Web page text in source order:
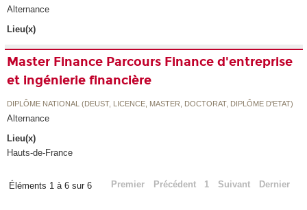
Alternance
Lieu(x)
Master Finance Parcours Finance d'entreprise
et ingénierie financière
DIPLÔME NATIONAL (DEUST, LICENCE, MASTER, DOCTORAT, DIPLÔME D'ETAT)
Alternance
Lieu(x)
Hauts-de-France
Éléments 1 à 6 sur 6 Premier Précédent 1 Suivant Dernier